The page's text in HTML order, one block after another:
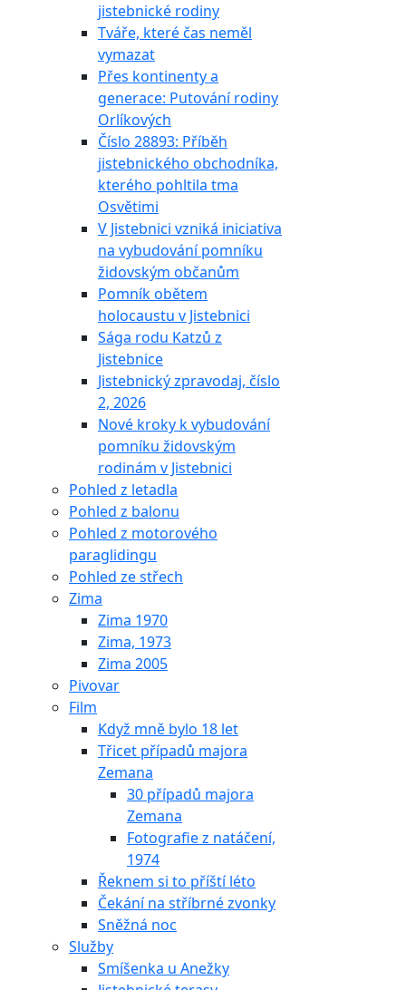
jistebnické rodiny
Tváře, které čas neměl
vymazat
Přes kontinenty a
generace: Putování rodiny
Orlíkových
Číslo 28893: Příběh
jistebnického obchodníka,
kterého pohltila tma
Osvětimi
V Jistebnici vzniká iniciativa
na vybudování pomníku
židovským občanům
Pomník obětem
holocaustu v Jistebnici
Sága rodu Katzů z
Jistebnice
Jistebnický zpravodaj, číslo
2, 2026
Nové kroky k vybudování
pomníku židovským
rodinám v Jistebnici
Pohled z letadla
Pohled z balonu
Pohled z motorového
paraglidingu
Pohled ze střech
Zima
Zima 1970
Zima, 1973
Zima 2005
Pivovar
Film
Když mně bylo 18 let
Třicet případů majora
Zemana
30 případů majora
Zemana
Fotografie z natáčení,
1974
Řeknem si to příští léto
Čekání na stříbrné zvonky
Sněžná noc
Služby
Smíšenka u Anežky